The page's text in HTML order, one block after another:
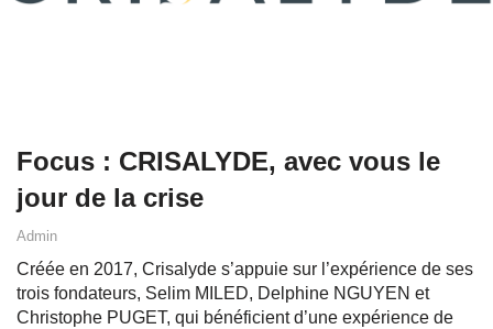
Focus : CRISALYDE, avec vous le
jour de la crise
Admin
Créée en 2017, Crisalyde s’appuie sur l’expérience de ses
trois fondateurs, Selim MILED, Delphine NGUYEN et
Christophe PUGET, qui bénéficient d’une expérience de